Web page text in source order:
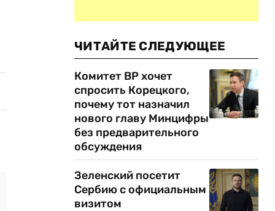
ЧИТАЙТЕ СЛЕДУЮЩЕЕ
Комитет ВР хочет
спросить Корецкого,
почему тот назначил
нового главу Минцифры
без предварительного
обсуждения
Зеленский посетит
Сербию с официальным
визитом